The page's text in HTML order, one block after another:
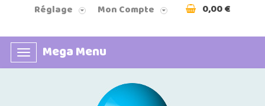
Réglage Mon Compte 0,00 €
Basculer
la
Mega Menu